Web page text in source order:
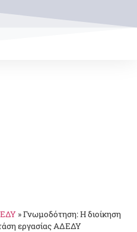
»Γνωμοδότηση: Η διοίκηση
εργασίας ΑΔΕΔΥ